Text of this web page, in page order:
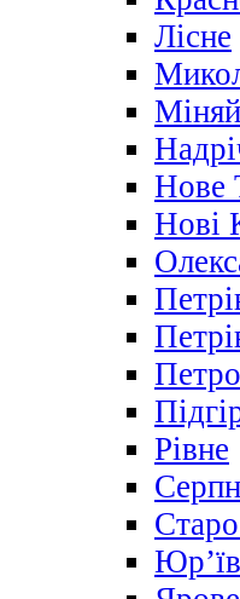
Лісне
Нове
Нові
Рівне